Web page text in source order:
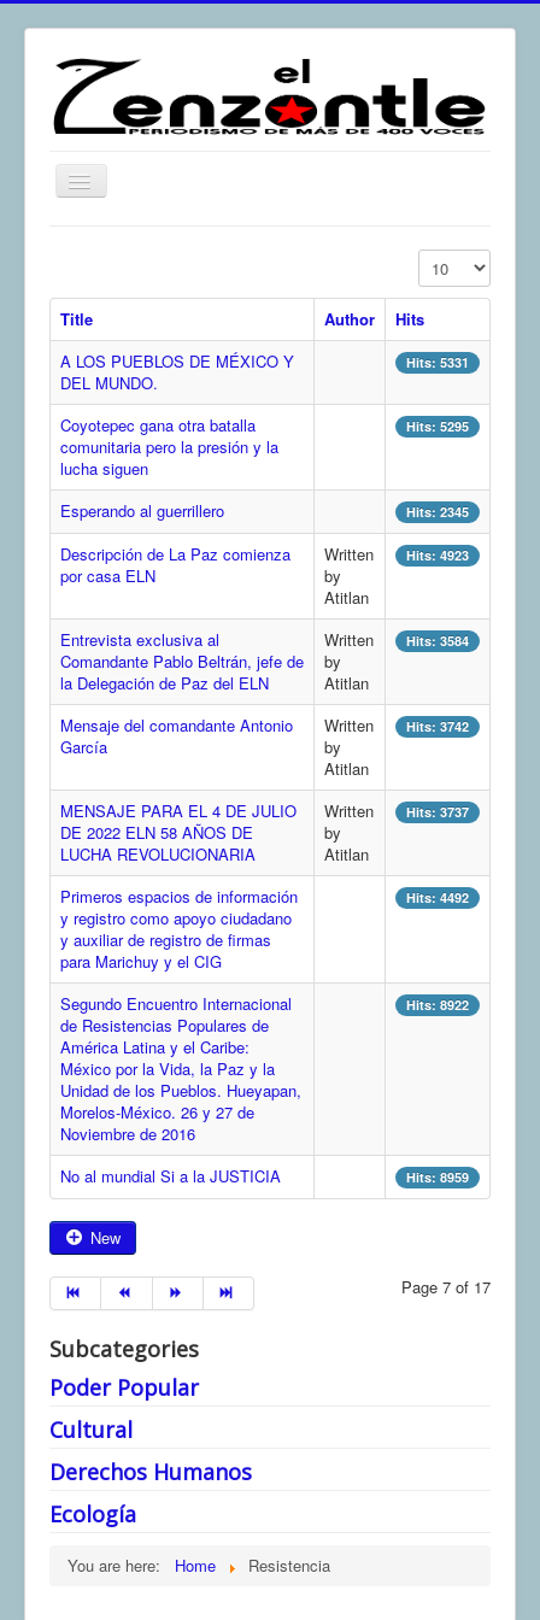
Toggle
Resistencia
Análisis
Multimedia
Archivos
Contacto
Afirmación
COMUNERA 67 EN PDF numero de presentación de la
voz de la Casa de los pueblos
Display #
Title Author
Hits
A LOS PUEBLOS DE MÉXICO Y
DEL MUNDO.
Hits: 5331
Coyotepec gana otra batalla
comunitaria pero la presión y la
lucha siguen
Hits: 5295
Esperando al guerrillero Hits: 2345
Descripción de La Paz comienza
por casa ELN
Written
by
Atitlan
Hits: 4923
Entrevista exclusiva al
Comandante Pablo Beltrán, jefe de
la Delegación de Paz del ELN
Written
by
Atitlan
Hits: 3584
Mensaje del comandante Antonio
García
Written
by
Atitlan
Hits: 3742
MENSAJE PARA EL 4 DE JULIO
DE 2022 ELN 58 AÑOS DE
LUCHA REVOLUCIONARIA
Written
by
Atitlan
Hits: 3737
Primeros espacios de información
y registro como apoyo ciudadano
y auxiliar de registro de firmas
para Marichuy y el CIG
Hits: 4492
Segundo Encuentro Internacional
de Resistencias Populares de
América Latina y el Caribe:
México por la Vida, la Paz y la
Unidad de los Pueblos. Hueyapan,
Morelos-México. 26 y 27 de
Noviembre de 2016
Hits: 8922
No al mundial Si a la JUSTICIA Hits: 8959
New
Page 7 of 17
Subcategories
Poder Popular
Cultural
Derechos Humanos
Ecología
You are here: Home Resistencia